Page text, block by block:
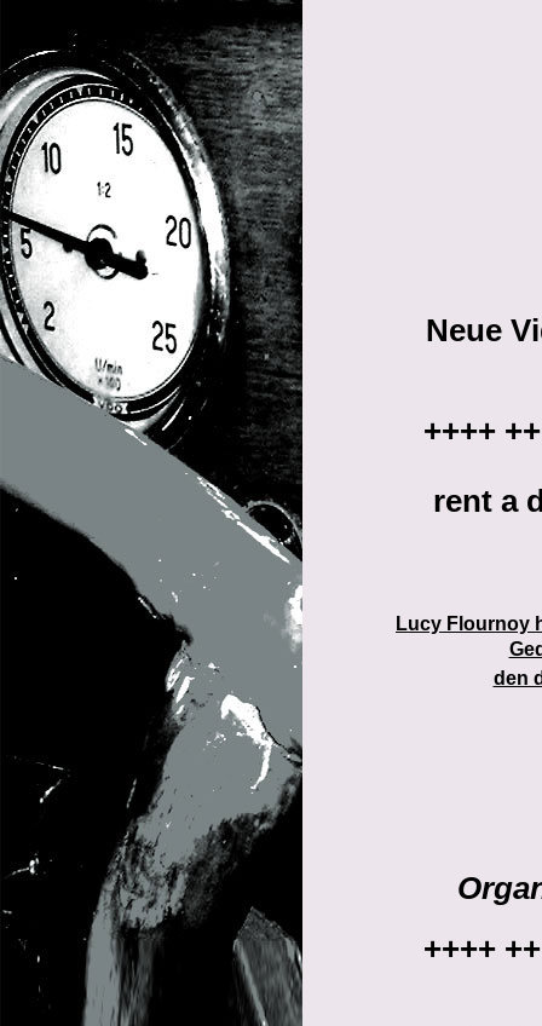
Neue
++++
rent a
Lucy Flournoy
den
++++